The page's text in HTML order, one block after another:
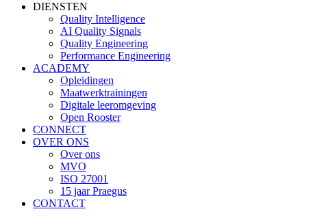
DIENSTEN
Quality Intelligence
AI Quality Signals
Quality Engineering
Performance Engineering
ACADEMY
Opleidingen
Maatwerktrainingen
Digitale leeromgeving
Open Rooster
CONNECT
OVER ONS
Over ons
MVO
ISO 27001
15 jaar Praegus
CONTACT